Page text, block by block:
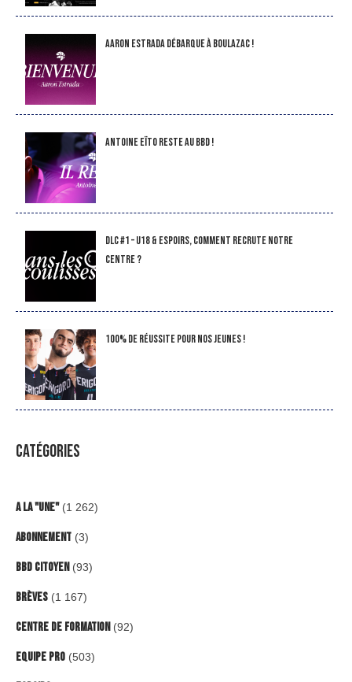
Aaron Estrada débarque à Boulazac !
Antoine Eïto reste au BBD !
DLC #1 – U18 & Espoirs, comment recrute notre
Centre ?
100% de réussite pour nos jeunes !
CATÉGORIES
A la "Une"(1 262)
Abonnement (3)
BBD Citoyen (93)
Brèves (1 167)
Centre de formation (92)
Equipe Pro (503)